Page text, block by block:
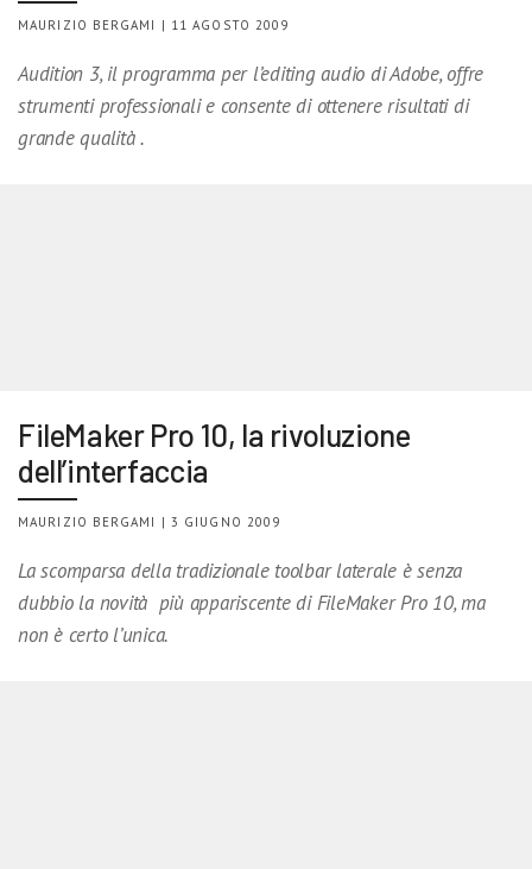
MAURIZIO BERGAMI | 11 AGOSTO 2009
Audition 3, il programma per l’editing audio di Adobe, offre
strumenti professionali e consente di ottenere risultati di
grande qualità .
FileMaker Pro 10, la rivoluzione
dell’interfaccia
MAURIZIO BERGAMI | 3 GIUGNO 2009
La scomparsa della tradizionale toolbar laterale è senza
dubbio la novità più appariscente di FileMaker Pro 10, ma
non è certo l’unica.